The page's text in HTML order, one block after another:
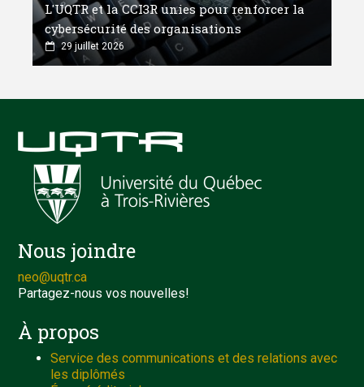
L'UQTR et la CCI3R unies pour renforcer la
cybersécurité des organisations
29 juillet 2026
Nous joindre
neo@uqtr.ca
Partagez-nous vos nouvelles!
À propos
Service des communications et des relations avec
les diplômés